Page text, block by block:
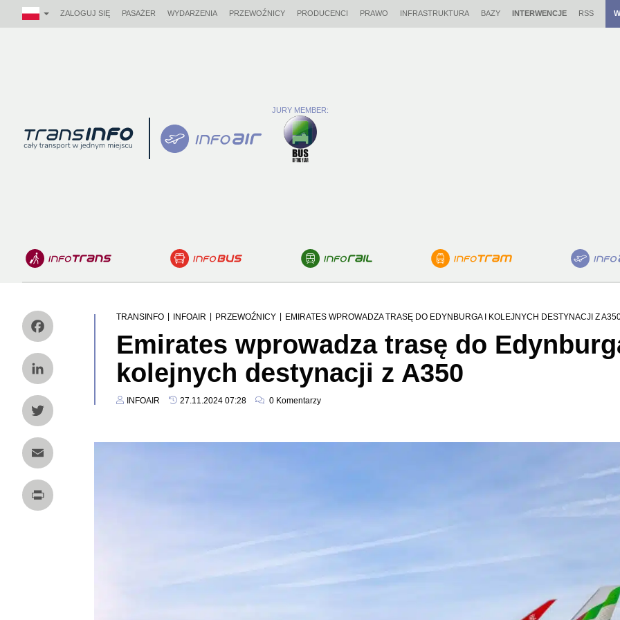
ZALOGUJ SIĘ PASAŻER WYDARZENIA PRZEWOŹNICY PRODUCENCI PRAWO INFRASTRUKTURA BAZY INTERWENCJE RSS
Logo
JURY MEMBER:
Facebook
LinkedIn
Twitter
Email
TRANSINFO INFOAIR PRZEWOŹNICY EMIRATES WPROWADZA TRASĘ DO EDYNBURGA I KOLEJNYCH DESTYNACJI Z
Emirates wprowadza trasę do
kolejnych destynacji z A350
INFOAIR 27.11.2024 07:28 0 Komentarzy